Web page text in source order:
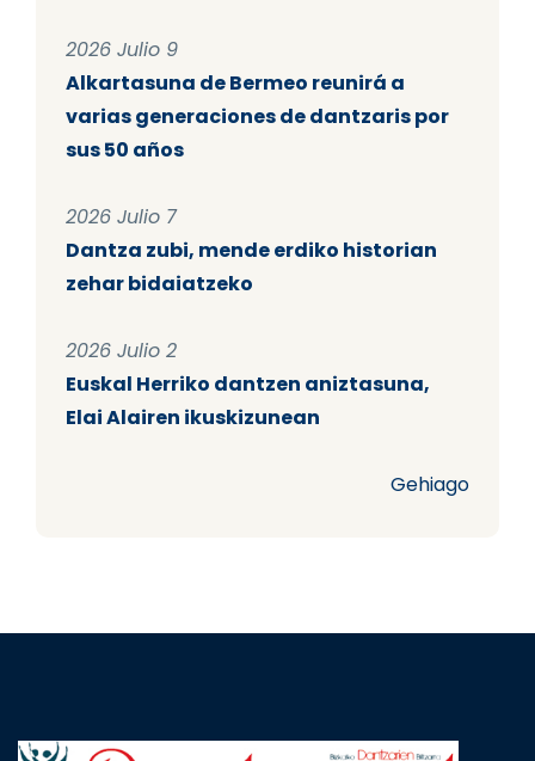
2026 Julio 9
Alkartasuna de Bermeo reunirá a
varias generaciones de dantzaris por
sus 50 años
2026 Julio 7
Dantza zubi, mende erdiko historian
zehar bidaiatzeko
2026 Julio 2
Euskal Herriko dantzen aniztasuna,
Elai Alairen ikuskizunean
Gehiago